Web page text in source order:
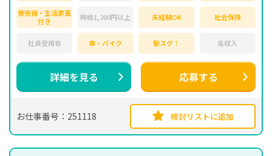
寮完備・生活家電
付き
時給1,200円以上 未経験OK 社会保険
社員登用有 車・バイク 駅スグ！ 高収入
詳細を見る 応募する
お仕事番号：251118 検討リストに追加